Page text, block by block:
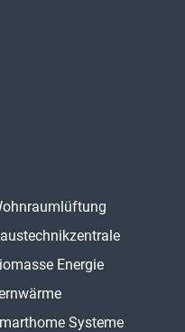
Energie
Systeme